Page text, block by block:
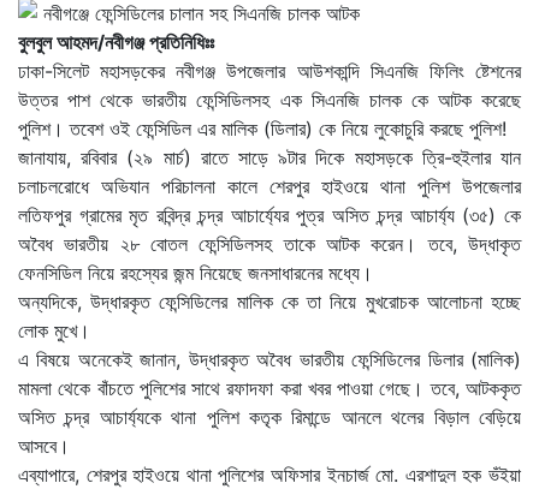
বুলবুল আহমদ/নবীগঞ্জ প্রতিনিধিঃঃ
ঢাকা-সিলেট মহাসড়কের নবীগঞ্জ উপজেলার আউশকান্দি সিএনজি ফিলিং ষ্টেশনের
উত্তর পাশ থেকে ভারতীয় ফেন্সিডিলসহ এক সিএনজি চালক কে আটক করেছে
পুলিশ। তবেশ ওই ফেন্সিডিল এর মালিক (ডিলার) কে নিয়ে লুকোচুরি করছে পুলিশ!
জানাযায়, রবিবার (২৯ মার্চ) রাতে সাড়ে ৯টার দিকে মহাসড়কে ত্রি-হুইলার যান
চলাচলরোধে অভিযান পরিচালনা কালে শেরপুর হাইওয়ে থানা পুলিশ উপজেলার
লতিফপুর গ্রামের মৃত রবিন্দ্র চন্দ্র আচার্য্যের পুত্র অসিত চন্দ্র আচার্য্য (৩৫) কে
অবৈধ ভারতীয় ২৮ বোতল ফেন্সিডিলসহ তাকে আটক করেন। তবে, উদ্ধাকৃত
ফেনসিডিল নিয়ে রহস্যের জন্ম নিয়েছে জনসাধারনের মধ্যে।
অন্যদিকে, উদ্ধারকৃত ফেন্সিডিলের মালিক কে তা নিয়ে মুখরোচক আলোচনা হচ্ছে
লোক মুখে।
এ বিষয়ে অনেকেই জানান, উদ্ধারকৃত অবৈধ ভারতীয় ফেন্সিডিলের ডিলার (মালিক)
মামলা থেকে বাঁচতে পুলিশের সাথে রফাদফা করা খবর পাওয়া গেছে। তবে, আটককৃত
অসিত চন্দ্র আচার্য্যকে থানা পুলিশ কতৃক রিমান্ডে আনলে থলের বিড়াল বেড়িয়ে
আসবে।
এব্যাপারে, শেরপুর হাইওয়ে থানা পুলিশের অফিসার ইনচার্জ মো. এরশাদুল হক ভঁইয়া